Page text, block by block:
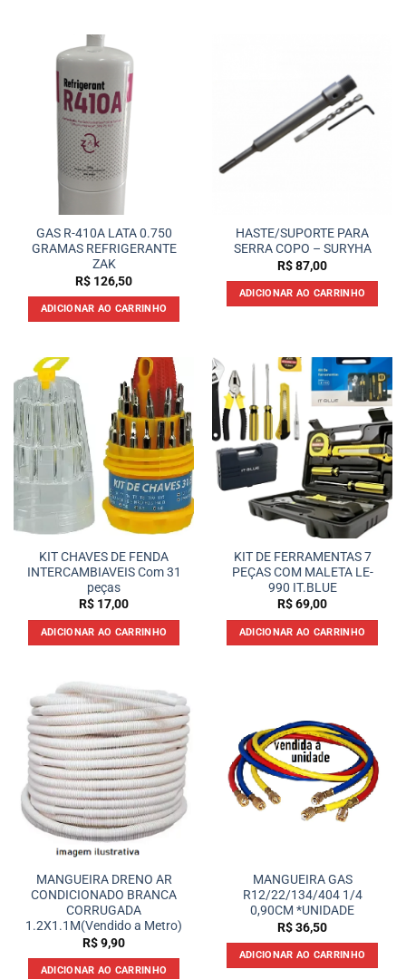
GAS R-410A LATA 0.750
GRAMAS REFRIGERANTE
ZAK
R$ 126,50
ADICIONAR AO CARRINHO
HASTE/SUPORTE PARA
SERRA COPO – SURYHA
R$87,00
ADICIONAR AO CARRINHO
KIT CHAVES DE FENDA
INTERCAMBIAVEIS Com 31
peças
R$ 17,00
ADICIONAR AO CARRINHO
KIT DE FERRAMENTAS 7
PEÇAS COM MALETA LE-
990 IT.BLUE
R$69,00
ADICIONAR AO CARRINHO
MANGUEIRA DRENO AR
CONDICIONADO BRANCA
CORRUGADA
1.2X1.1M(Vendido a Metro)
R$9,90
ADICIONAR AO CARRINHO
MANGUEIRA GAS
R12/22/134/404 1/4
0,90CM *UNIDADE
R$36,50
ADICIONAR AO CARRINHO